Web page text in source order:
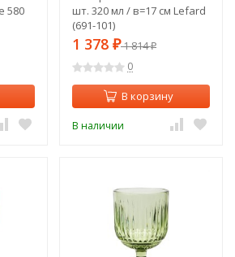
580
шт. 320 мл / в=17 см Lefard
(691-101)
1 378 ₽1 814₽
0
В корзину
В наличии